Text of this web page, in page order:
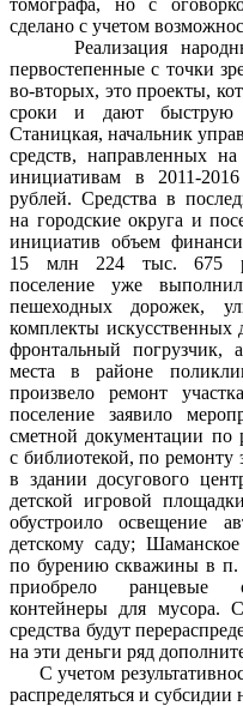
сделано с учетом
Реализация
первостепенные с точки
во-вторых, это проекты,
сроки и дают быструю
Станицкая, начальник
средств, направленных
инициативам в 2011-
рублей. Средства в
на городские округа и
инициатив объем
15 млн 224 тыс. 675
поселение уже
пешеходных дорожек,
комплекты искусственных
фронтальный погрузчик,
места в районе
произвело ремонт
поселение заявило
сметной документации по
с библиотекой, по ремонту
в здании досугового
детской игровой
обустроило освещение
детскому саду;
по бурению скважины в п.
приобрело ранцевые
контейнеры для мусора.
средства будут
на эти деньги ряд
С учетом
распределяться и субсидии